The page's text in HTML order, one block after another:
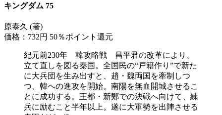
キングダム 75
原泰久 (著)
価格：732円 50％ポイント還元
紀元前230年 韓攻略戦 昌平君の改革により、
立て直しを図る秦国。全国民の“戸籍作り”で新た
に大兵団を生み出すと、趙・魏両国を牽制しつ
つ、韓への進攻を開始。南陽を無血開城させるこ
とに成功する。王都・新鄭での決戦へ向けて、練
兵に励むこと半年以上。遂に大軍勢を出陣させる